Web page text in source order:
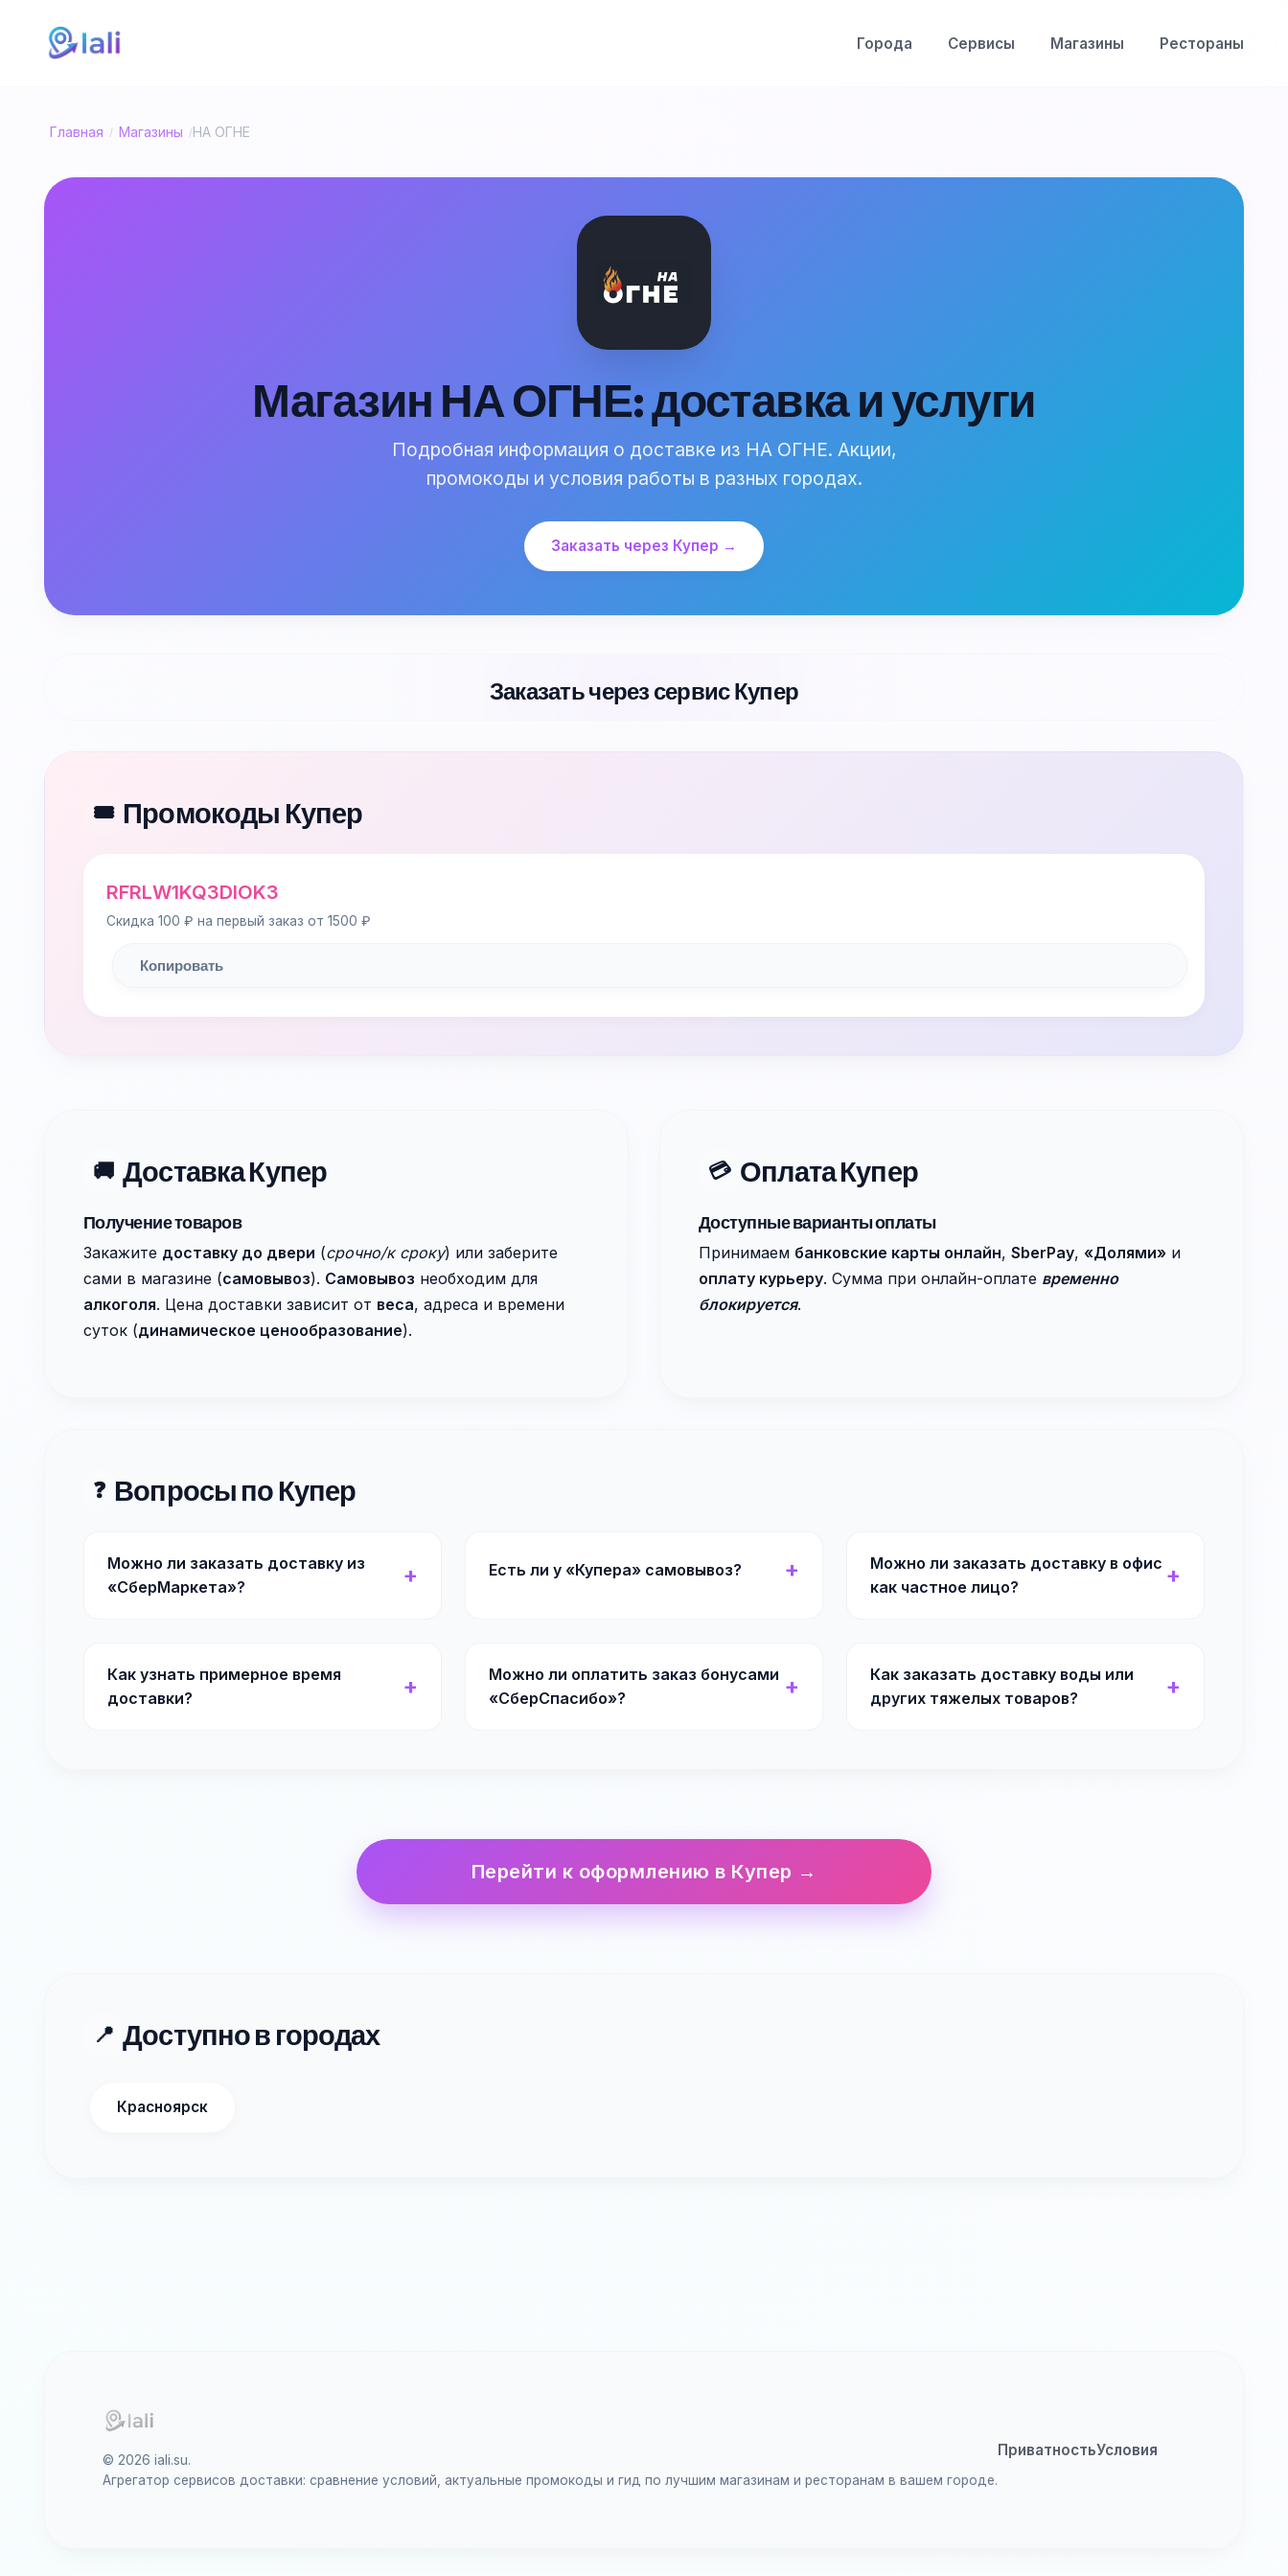
Города Сервисы Магазины Рестораны
Главная / Магазины /НА ОГНЕ
Магазин НА ОГНЕ: доставка и услуги
Подробная информация о доставке из НА ОГНЕ. Акции,
промокоды и условия работы в разных городах.
Заказать через Купер →
Заказать через сервис Купер
🎟️ Промокоды Купер
RFRLW1KQ3DIOK3
Скидка 100 ₽ на первый заказ от 1500 ₽
Копировать
🚚 Доставка Купер
Получение товаров
Закажите доставку до двери (срочно/к сроку) или заберите
сами в магазине (самовывоз). Самовывоз необходим для
алкоголя. Цена доставки зависит от веса, адреса и времени
суток (динамическое ценообразование).
💳 Оплата Купер
Доступные варианты оплаты
Принимаем банковские карты онлайн, SberPay, «Долями» и
оплату курьеру. Сумма при онлайн-оплате временно
блокируется.
❓ Вопросы по Купер
Можно ли заказать доставку из
«СберМаркета»?
Есть ли у «Купера» самовывоз?
Можно ли заказать доставку в офис
как частное лицо?
Как узнать примерное время
доставки?
Можно ли оплатить заказ бонусами
«СберСпасибо»?
Как заказать доставку воды или
других тяжелых товаров?
Перейти к оформлению в Купер →
📍 Доступно в городах
Красноярск
© 2026 iali.su.
Агрегатор сервисов доставки: сравнение условий, актуальные промокоды и гид по лучшим магазинам и ресторанам в вашем городе.
ПриватностьУсловия